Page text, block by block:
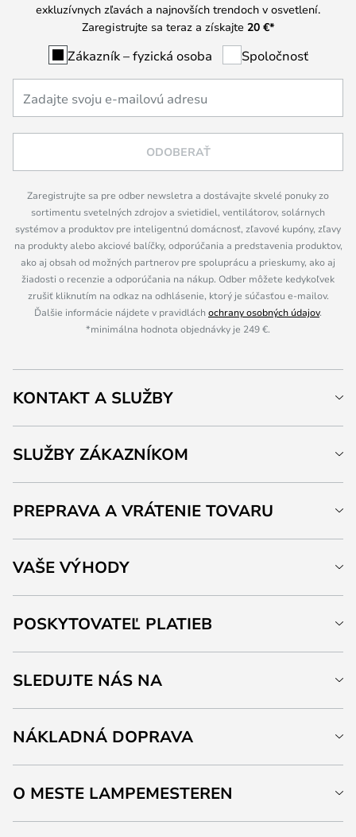
exkluzívnych zľavách a najnovších trendoch v osvetlení.
Zaregistrujte sa teraz a získajte 20 €*
Zákazník – fyzická osoba Spoločnosť
ODOBERAŤ
Zaregistrujte sa pre odber newsletra a dostávajte skvelé ponuky zo
sortimentu svetelných zdrojov a svietidiel, ventilátorov, solárnych
systémov a produktov pre inteligentnú domácnosť, zľavové kupóny, zľavy
na produkty alebo akciové balíčky, odporúčania a predstavenia produktov,
ako aj obsah od možných partnerov pre spoluprácu a prieskumy, ako aj
žiadosti o recenzie a odporúčania na nákup. Odber môžete kedykoľvek
zrušiť kliknutím na odkaz na odhlásenie, ktorý je súčasťou e-mailov.
Ďalšie informácie nájdete v pravidláchochrany osobných údajov.
*minimálna hodnota objednávky je 249 €.
KONTAKT A SLUŽBY
SLUŽBY ZÁKAZNÍKOM
PREPRAVA A VRÁTENIE TOVARU
VAŠE VÝHODY
POSKYTOVATEĽ PLATIEB
SLEDUJTE NÁS NA
NÁKLADNÁ DOPRAVA
O MESTE LAMPEMESTEREN